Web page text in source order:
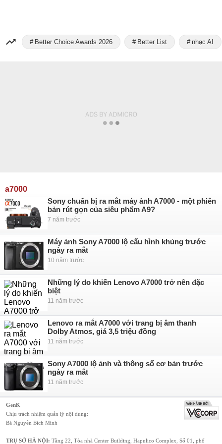
Better Choice Awards 2026 Better List nhạc AI
a7000
Sony chuẩn bị ra mắt máy ảnh A7000 - một phiên
bản rút gọn của siêu phẩm A9?
7 năm trước
Máy ảnh Sony A7000 lộ cấu hình khủng trước
ngày ra mắt
10 năm trước
Những lý do khiến Lenovo A7000 trở nên đặc
biệt
11 năm trước
Lenovo ra mắt A7000 với trang bị âm thanh
Dolby Atmos, giá 3,5 triệu đồng
11 năm trước
Sony A7000 lộ ảnh và thông số cơ bản trước
ngày ra mắt
11 năm trước
GenK
Chịu trách nhiệm quản lý nội dung:
Bà Nguyễn Bích Minh
TRỤ SỞ HÀ NỘI: Tầng 22, Tòa nhà Center Building, Hapulico Complex, Số 01, phố